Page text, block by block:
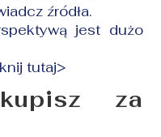
źródła.
jest dużo
tutaj>
za